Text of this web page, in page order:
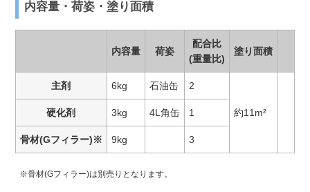
内容量・荷姿・塗り面積
内容量 荷姿
配合比
(重量比)
塗り面積
主剤 6kg 石油缶 2
約11m²
硬化剤 3kg 4L角缶 1
骨材(Gフィラー)※ 9kg 3
※骨材(Gフィラー)は別売りとなります。